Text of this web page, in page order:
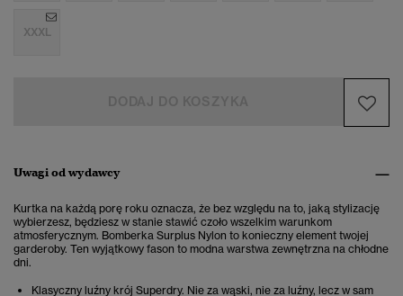
XXXL
Uwagi od wydawcy
Kurtka na każdą porę roku oznacza, że bez względu na to, jaką stylizację
wybierzesz, będziesz w stanie stawić czoło wszelkim warunkom
atmosferycznym. Bomberka Surplus Nylon to konieczny element twojej
garderoby. Ten wyjątkowy fason to modna warstwa zewnętrzna na chłodne
dni.
Klasyczny luźny krój Superdry. Nie za wąski, nie za luźny, lecz w sam